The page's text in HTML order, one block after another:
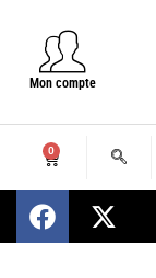
Mon compte
0
d’un nouveau